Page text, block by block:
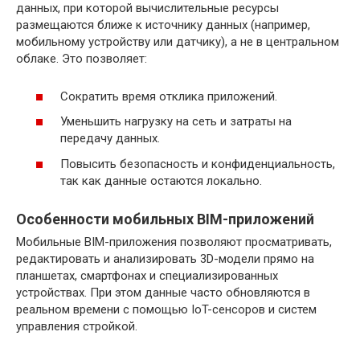
данных, при которой вычислительные ресурсы
размещаются ближе к источнику данных (например,
мобильному устройству или датчику), а не в центральном
облаке. Это позволяет:
Сократить время отклика приложений.
Уменьшить нагрузку на сеть и затраты на
передачу данных.
Повысить безопасность и конфиденциальность,
так как данные остаются локально.
Особенности мобильных BIM-приложений
Мобильные BIM-приложения позволяют просматривать,
редактировать и анализировать 3D-модели прямо на
планшетах, смартфонах и специализированных
устройствах. При этом данные часто обновляются в
реальном времени с помощью IoT-сенсоров и систем
управления стройкой.